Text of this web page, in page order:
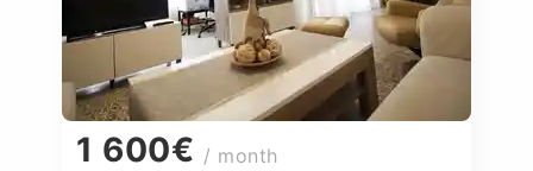
1 600€ / month